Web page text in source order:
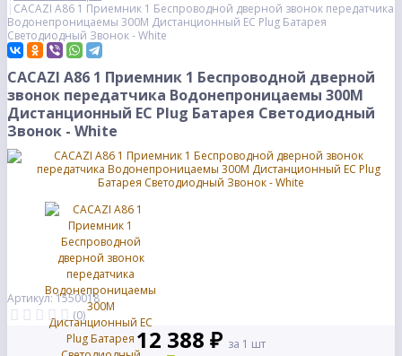
CACAZI A86 1 Приемник 1 Беспроводной дверной звонок передатчика
Водонепроницаемы 300M Дистанционный ЕС Plug Батарея
Светодиодный Звонок - White
CACAZI A86 1 Приемник 1 Беспроводной дверной
звонок передатчика Водонепроницаемы 300M
Дистанционный ЕС Plug Батарея Светодиодный
Звонок - White
Артикул: 1550018
(0)
12 388 ₽ за 1 шт